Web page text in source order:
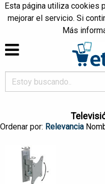
Esta página utiliza cookies
mejorar el servicio. Si
Más
Ordenar por: Relevancia